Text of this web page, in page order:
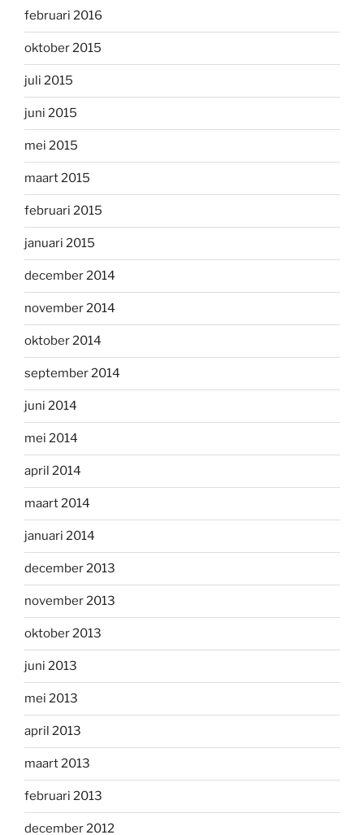
februari 2016
oktober 2015
juli 2015
juni 2015
mei 2015
maart 2015
februari 2015
januari 2015
december 2014
november 2014
oktober 2014
september 2014
juni 2014
mei 2014
april 2014
maart 2014
januari 2014
december 2013
november 2013
oktober 2013
juni 2013
mei 2013
april 2013
maart 2013
februari 2013
december 2012